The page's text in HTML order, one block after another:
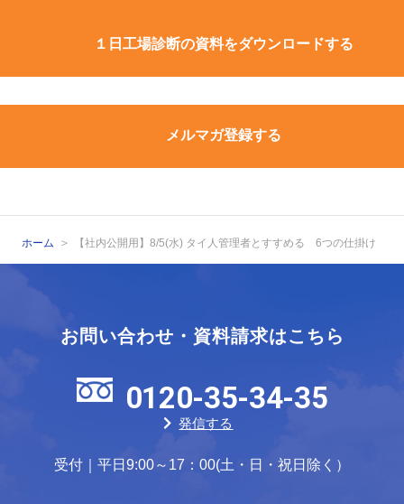
１日工場診断の資料をダウンロードする
メルマガ登録する
ホーム 【社内公開用】8/5(水) タイ人管理者とすすめる 6つの仕掛け
お問い合わせ・資料請求はこちら
0120-35-34-35
発信する
受付｜平日9:00～17：00(土・日・祝日除く）